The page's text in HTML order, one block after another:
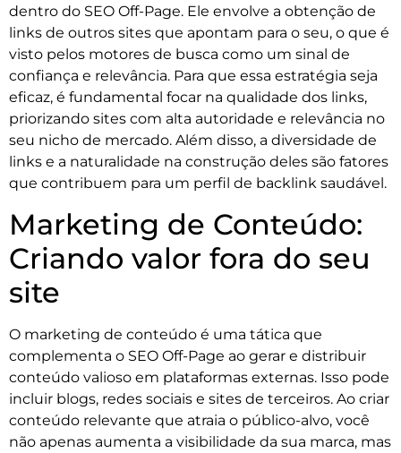
dentro do SEO Off-Page. Ele envolve a obtenção de
links de outros sites que apontam para o seu, o que é
visto pelos motores de busca como um sinal de
confiança e relevância. Para que essa estratégia seja
eficaz, é fundamental focar na qualidade dos links,
priorizando sites com alta autoridade e relevância no
seu nicho de mercado. Além disso, a diversidade de
links e a naturalidade na construção deles são fatores
que contribuem para um perfil de backlink saudável.
Marketing de Conteúdo:
Criando valor fora do seu
site
O marketing de conteúdo é uma tática que
complementa o SEO Off-Page ao gerar e distribuir
conteúdo valioso em plataformas externas. Isso pode
incluir blogs, redes sociais e sites de terceiros. Ao criar
conteúdo relevante que atraia o público-alvo, você
não apenas aumenta a visibilidade da sua marca, mas